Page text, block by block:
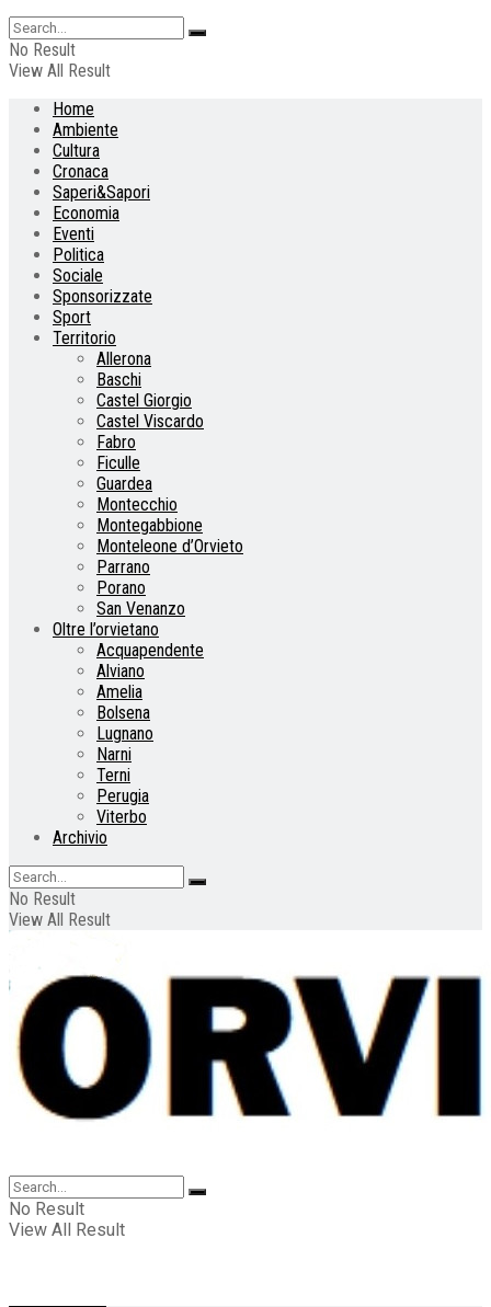
No Result
View All Result
Home
Ambiente
Cultura
Cronaca
Saperi&Sapori
Economia
Eventi
Politica
Sociale
Sponsorizzate
Sport
Territorio
Allerona
Baschi
Castel Giorgio
Castel Viscardo
Fabro
Ficulle
Guardea
Montecchio
Montegabbione
Monteleone d’Orvieto
Parrano
Porano
San Venanzo
Oltre l’orvietano
Acquapendente
Alviano
Amelia
Bolsena
Lugnano
Narni
Terni
Perugia
Viterbo
Archivio
No Result
View All Result
No Result
View All Result